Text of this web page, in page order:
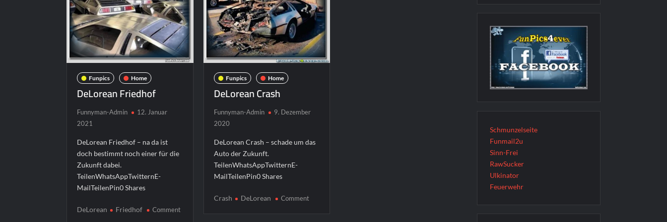
Funpics Home
DeLorean Friedhof
Funnyman-Admin
12. Januar
2021
DeLorean Friedhof – na da ist
doch bestimmt noch einer für die
Zukunft dabei.
TeilenWhatsAppTwitternE-
MailTeilenPin0 Shares
DeLorean Friedhof
Comment
Funpics Home
DeLorean Crash
Funnyman-Admin
9. Dezember
2020
DeLorean Crash – schade um das
Auto der Zukunft.
TeilenWhatsAppTwitternE-
MailTeilenPin0 Shares
Crash DeLorean Commenton
Schmunzelseite
Funmail2u
Sinn-Frei
RawSucker
Ulkinator
Feuerwehr